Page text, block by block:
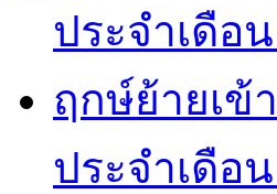
ประจำเดือ
ฤกษ์ย้ายเ
ประจำเดือ